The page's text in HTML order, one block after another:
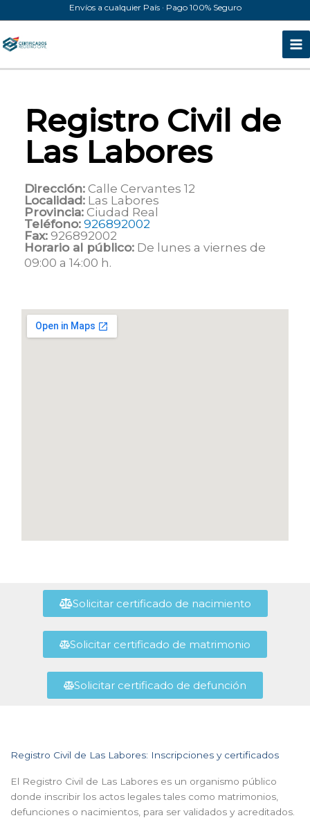
al
contenido
Envíos a cualquier País · Pago 100% Seguro
Registro Civil de
Las Labores
Dirección: Calle Cervantes 12
Localidad: Las Labores
Provincia: Ciudad Real
Teléfono: 926892002
Fax: 926892002
Horario al público: De lunes a viernes de
09:00 a 14:00 h.
Solicitar certificado de nacimiento
Solicitar certificado de matrimonio
Solicitar certificado de defunción
Registro Civil de Las Labores: Inscripciones y certificados
El Registro Civil de Las Labores es un organismo público
donde inscribir los actos legales tales como matrimonios,
defunciones o nacimientos, para ser validados y acreditados.